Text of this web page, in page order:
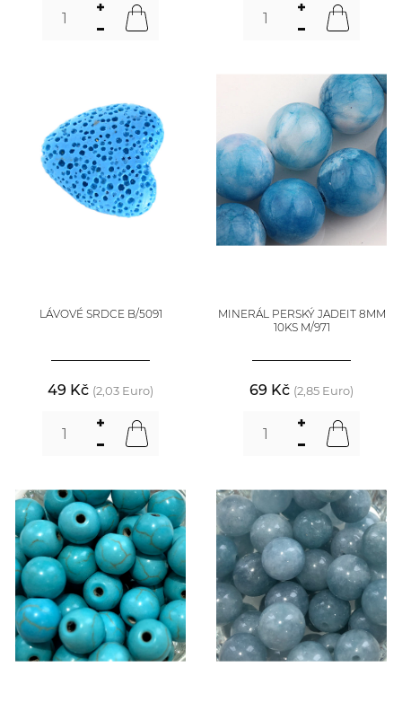
LÁVOVÉ SRDCE B/5091
49 Kč (2,03 Euro)
MINERÁL PERSKÝ JADEIT 8MM
10KS M/971
69 Kč (2,85 Euro)